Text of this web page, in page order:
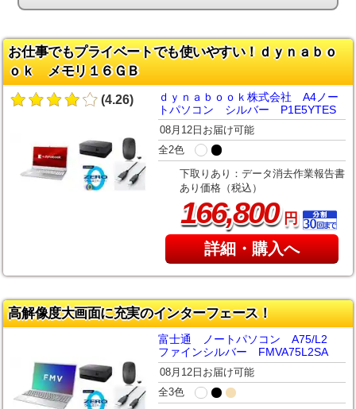
お仕事でもプライベートでも使いやすい！ｄｙｎａｂｏ
ｏｋ メモリ１６ＧＢ
(4.26)
ｄｙｎａｂｏｏｋ株式会社 A4ノー
トパソコン シルバー P1E5YTES
08月12日お届け可能
全2色
下取りあり：データ消去作業報告書
あり価格（税込）
166,800円
詳細・購入へ
高解像度大画面に充実のインターフェース！
富士通 ノートパソコン A75/L2
ファインシルバー FMVA75L2SA
08月12日お届け可能
全3色